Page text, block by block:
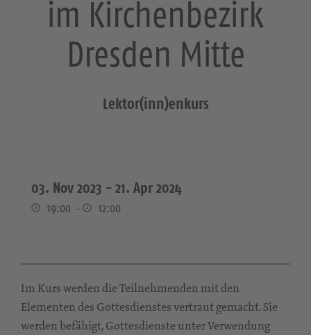
im Kirchenbezirk
Dresden Mitte
Lektor(inn)enkurs
03. Nov 2023 - 21. Apr 2024
19:00 - 12:00
Im Kurs werden die Teilnehmenden mit den
Elementen des Gottesdienstes vertraut gemacht. Sie
werden befähigt, Gottesdienste unter Verwendung